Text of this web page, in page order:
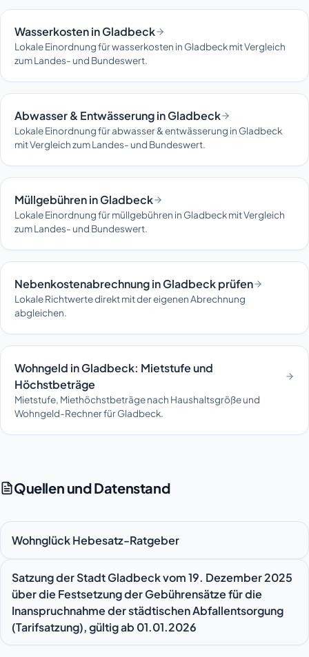
Wasserkosten in Gladbeck
Lokale Einordnung für wasserkosten in Gladbeck mit Vergleich
zum Landes- und Bundeswert.
Abwasser & Entwässerung in Gladbeck
Lokale Einordnung für abwasser & entwässerung in Gladbeck
mit Vergleich zum Landes- und Bundeswert.
Müllgebühren in Gladbeck
Lokale Einordnung für müllgebühren in Gladbeck mit Vergleich
zum Landes- und Bundeswert.
Nebenkostenabrechnung in Gladbeck prüfen
Lokale Richtwerte direkt mit der eigenen Abrechnung
abgleichen.
Wohngeld in Gladbeck: Mietstufe und
Höchstbeträge
Mietstufe, Miethöchstbeträge nach Haushaltsgröße und
Wohngeld-Rechner für Gladbeck.
Quellen und Datenstand
Wohnglück Hebesatz-Ratgeber
Satzung der Stadt Gladbeck vom 19. Dezember 2025
über die Festsetzung der Gebührensätze für die
Inanspruchnahme der städtischen Abfallentsorgung
(Tarifsatzung), gültig ab 01.01.2026